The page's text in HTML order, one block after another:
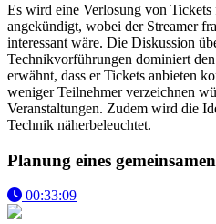
Es wird eine Verlosung von
angekündigt, wobei der Streamer
interessant wäre. Die Diskussion
Technikvorführungen dominiert
erwähnt, dass er Tickets anbieten
weniger Teilnehmer verzeichnen
Veranstaltungen. Zudem wird die
Technik näherbeleuchtet.
Planung eines
00:33:09